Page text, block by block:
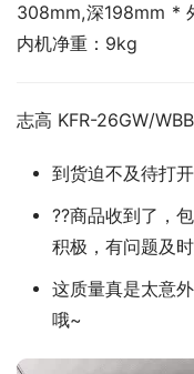
308mm,深198mm *
内机净重：9kg
志高 KFR-26GW/
到货迫不及待打
??商品收到了，
积极，有问题及
这质量真是太意
哦~